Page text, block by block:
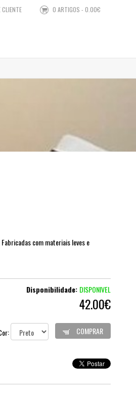
CLIENTE 0 ARTIGOS - 0.00€
com materiais leves e
Disponibilidade: DISPONIVEL
42.00€
COMPRAR